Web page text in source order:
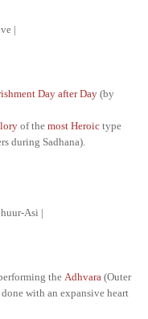
|
Day after Day (by
of the most Heroic type
during Sadhana).
Asi |
the Adhvara (Outer
with an expansive heart